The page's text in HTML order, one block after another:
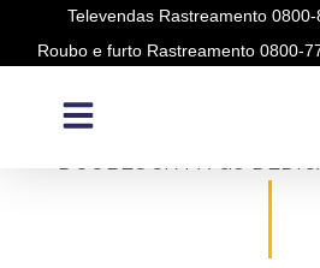
Televendas Rastreamento
Roubo e furto Rastreamento 0800-
ALARME PARA MOTO